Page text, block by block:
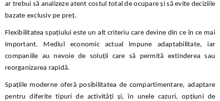
ar trebui să analizeze atent costul total de ocupare și să evite deciziile
bazate exclusiv pe preț.
Flexibilitatea spațiului este un alt criteriu care devine din ce în ce mai
important. Mediul economic actual impune adaptabilitate, iar
companiile au nevoie de soluții care să permită extinderea sau
reorganizarea rapidă.
Spațiile moderne oferă posibilitatea de compartimentare, adaptare
pentru diferite tipuri de activități și, în unele cazuri, opțiuni de